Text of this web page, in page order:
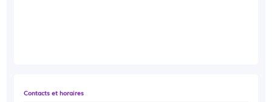
Contacts et horaires